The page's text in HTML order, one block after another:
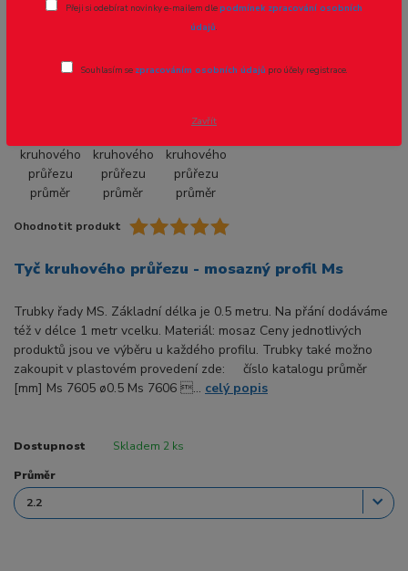
1ks
Ohodnotit produkt
Tyč kruhového průřezu - mosazný profil Ms
Trubky řady MS. Základní délka je 0.5 metru. Na přání dodáváme
též v délce 1 metr vcelku. Materiál: mosaz Ceny jednotlivých
produktů jsou ve výběru u každého profilu. Trubky také možno
zakoupit v plastovém provedení zde: číslo katalogu průměr
[mm] Ms 7605 ø0.5 Ms 7606 ... celý popis
Dostupnost Skladem 2 ks
Průměr
Přeji si odebírat novinky e-mailem dlepodmínek zpracování osobních
údajů.
Souhlasím se zpracováním osobních údajů pro účely registrace.
Zavřít